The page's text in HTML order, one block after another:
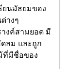
ยนมัธยมของ
างๆ
งค์สามยอด มี
ลม และถูก
ที่มีชื่อของ